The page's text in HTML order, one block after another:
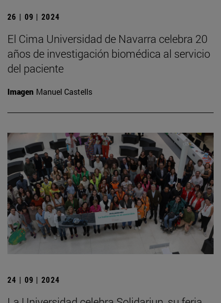
26 | 09 | 2024
El Cima Universidad de Navarra celebra 20
años de investigación biomédica al servicio
del paciente
Imagen Manuel Castells
24 | 09 | 2024